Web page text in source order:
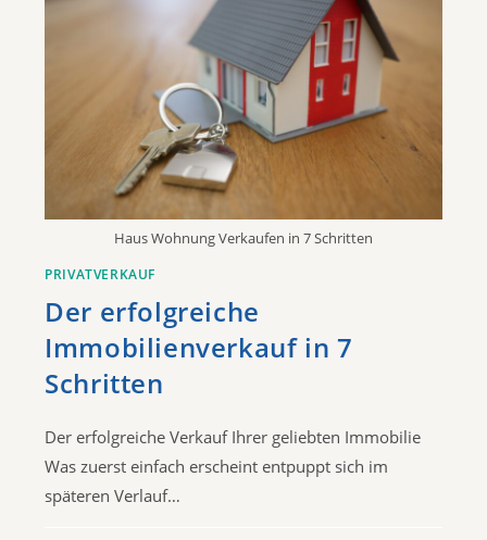
Haus Wohnung Verkaufen in 7 Schritten
PRIVATVERKAUF
Der erfolgreiche
Immobilienverkauf in 7
Schritten
Der erfolgreiche Verkauf Ihrer geliebten Immobilie
Was zuerst einfach erscheint entpuppt sich im
späteren Verlauf…